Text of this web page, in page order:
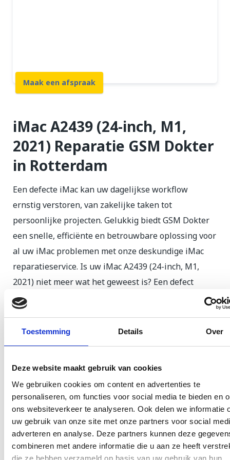
Toestemming Details Over
Deze website maakt gebruik van cookies
We gebruiken cookies om content en advertenties te
personaliseren, om functies voor social media te bieden en
ons websiteverkeer te analyseren. Ook delen we informatie
uw gebruik van onze site met onze partners voor social
adverteren en analyse. Deze partners kunnen deze
combineren met andere informatie die u aan ze heeft
die ze hebben verzameld op basis van uw gebruik van hun
Maak een afspraak
iMac A2439 (24-inch, M1,
2021) Reparatie GSM Dokter
in Rotterdam
Een defecte iMac kan uw dagelijkse workflow
ernstig verstoren, van zakelijke taken tot
persoonlijke projecten. Gelukkig biedt GSM Dokter
een snelle, efficiënte en betrouwbare oplossing voor
al uw iMac problemen met onze deskundige iMac
reparatieservice. Is uw iMac A2439 (24-inch, M1,
2021) niet meer wat het geweest is? Een defect
scherm, problemen met de software of een
uitgevallen poort? Zoek niet verder! GSM Dokter is
dé plek voor een snelle en professionele iMac
reparatie. Aangesloten bij Apple en gecertificeerde
Is een defecte iMac een onderbreking voor uw
bedrijfsvoering? GSM Dokter begrijpt dat tijd geld is
in de zakelijke wereld. Daarom bieden wij nu een
exclusieve dienst aan voor zakelijke klanten:iMac
reparatieop uw locatie.